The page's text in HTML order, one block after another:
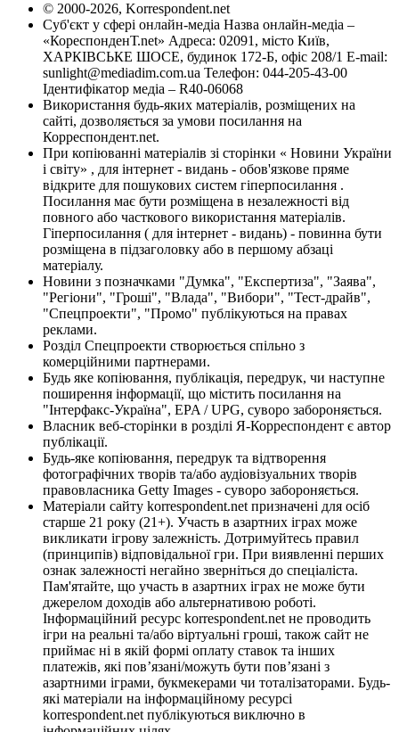
© 2000-2026, Korrespondent.net
Суб'єкт у сфері онлайн-медіа Назва онлайн-медіа –
«КореспонденТ.net» Адреса: 02091, місто Київ,
ХАРКІВСЬКЕ ШОСЕ, будинок 172-Б, офіс 208/1 E-mail:
sunlight@mediadim.com.ua Телефон: 044-205-43-00
Ідентифікатор медіа – R40-06068
Використання будь-яких матеріалів, розміщених на
сайті, дозволяється за умови посилання на
Корреспондент.net.
При копіюванні матеріалів зі сторінки « Новини України
і світу» , для інтернет - видань - обов'язкове пряме
відкрите для пошукових систем гіперпосилання .
Посилання має бути розміщена в незалежності від
повного або часткового використання матеріалів.
Гіперпосилання ( для інтернет - видань) - повинна бути
розміщена в підзаголовку або в першому абзаці
матеріалу.
Новини з позначками "Думка", "Експертиза", "Заява",
"Регіони", "Гроші", "Влада", "Вибори", "Тест-драйв",
"Спецпроекти", "Промо" публікуються на правах
реклами.
Розділ Спецпроекти створюється спільно з
комерційними партнерами.
Будь яке копіювання, публікація, передрук, чи наступне
поширення інформації, що містить посилання на
"Інтерфакс-Україна", EPA / UPG, суворо забороняється.
Власник веб-сторінки в розділі Я-Корреспондент є автор
публікації.
Будь-яке копіювання, передрук та відтворення
фотографічних творів та/або аудіовізуальних творів
правовласника Getty Images - суворо забороняється.
Матеріали сайту korrespondent.net призначені для осіб
старше 21 року (21+). Участь в азартних іграх може
викликати ігрову залежність. Дотримуйтесь правил
(принципів) відповідальної гри. При виявленні перших
ознак залежності негайно зверніться до спеціаліста.
Пам'ятайте, що участь в азартних іграх не може бути
джерелом доходів або альтернативою роботі.
Інформаційний ресурс korrespondent.net не проводить
ігри на реальні та/або віртуальні гроші, також сайт не
приймає ні в якій формі оплату ставок та інших
платежів, які пов’язані/можуть бути пов’язані з
азартними іграми, букмекерами чи тоталізаторами. Будь-
які матеріали на інформаційному ресурсі
korrespondent.net публікуються виключно в